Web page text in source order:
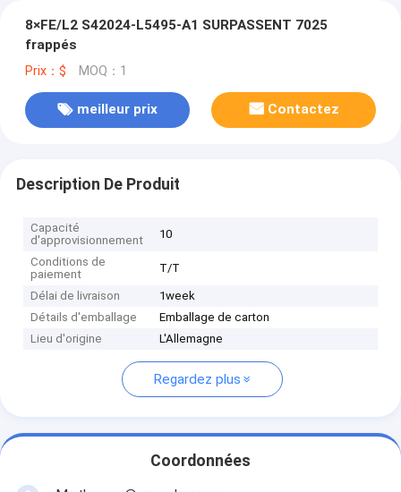
8×FE/L2 S42024-L5495-A1 SURPASSENT 7025
frappés
Prix：$ MOQ：1
meilleur prix Contactez
Description De Produit
Capacité
d'approvisionnement
10
Conditions de
paiement
T/T
Délai de livraison
1week
Détails d'emballage
Emballage de carton
Lieu d'origine
L'Allemagne
Regardez plus
Coordonnées